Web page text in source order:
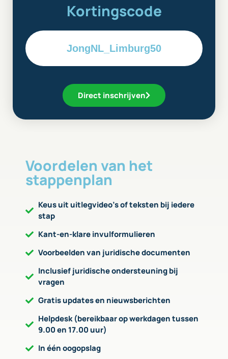
Kortingscode
JongNL_Limburg50
Direct inschrijven
Voordelen van het
stappenplan
Keus uit uitlegvideo’s of teksten bij iedere
stap
Kant-en-klare invulformulieren
Voorbeelden van juridische documenten
Inclusief juridische ondersteuning bij
vragen
Gratis updates en nieuwsberichten
Helpdesk (bereikbaar op werkdagen tussen
9.00 en 17.00 uur)
In één oogopslag